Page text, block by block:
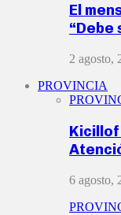
El
2 agosto,
PROVINCIA
6 agosto,